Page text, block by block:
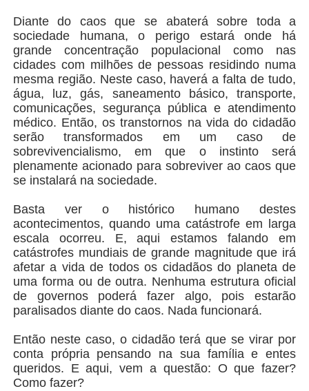
Diante do caos que se abaterá sobre toda a
sociedade humana, o perigo estará onde há
grande concentração populacional como nas
cidades com milhões de pessoas residindo numa
mesma região. Neste caso, haverá a falta de tudo,
água, luz, gás, saneamento básico, transporte,
comunicações, segurança pública e atendimento
médico. Então, os transtornos na vida do cidadão
serão transformados em um caso de
sobrevivencialismo, em que o instinto será
plenamente acionado para sobreviver ao caos que
se instalará na sociedade.
Basta ver o histórico humano destes
acontecimentos, quando uma catástrofe em larga
escala ocorreu. E, aqui estamos falando em
catástrofes mundiais de grande magnitude que irá
afetar a vida de todos os cidadãos do planeta de
uma forma ou de outra. Nenhuma estrutura oficial
de governos poderá fazer algo, pois estarão
paralisados diante do caos. Nada funcionará.
Então neste caso, o cidadão terá que se virar por
conta própria pensando na sua família e entes
queridos. E aqui, vem a questão: O que fazer?
Como fazer?